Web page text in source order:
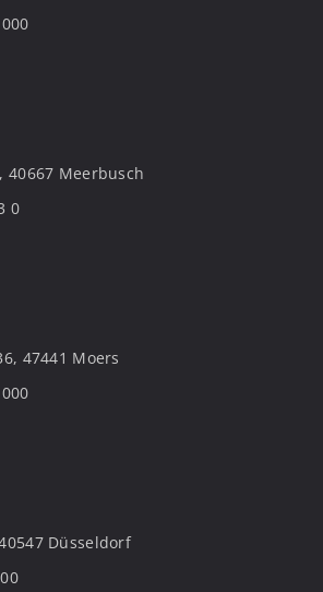
40667 Meerbusch
0
47441 Moers
Düsseldorf